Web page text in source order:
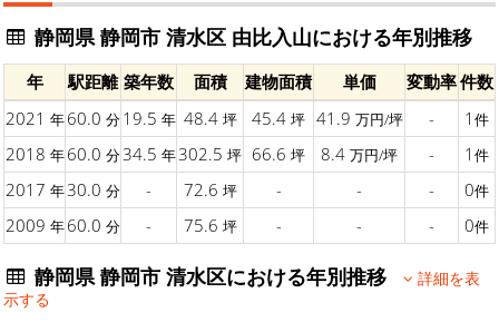
静岡県 静岡市 清水区 由比入山における年別推移
年 駅距離 築年数 面積 建物面積 単価 変動率件数
2021 年60.0 分19.5 年 48.4 坪 45.4 坪 41.9 万円/坪 - 1 件
2018 年60.0 分34.5 年302.5 坪 66.6 坪 8.4 万円/坪 - 1 件
2017 年30.0 分 - 72.6 坪 - - - 0件
2009 年60.0 分 - 75.6 坪 - - - 0件
静岡県 静岡市 清水区における年別推移
詳細を表
示する